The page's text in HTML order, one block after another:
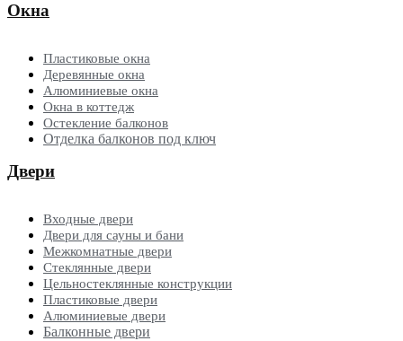
Окна
Пластиковые окна
Деревянные окна
Алюминиевые окна
Окна в коттедж
Остекление балконов
Отделка балконов под ключ
Двери
Входные двери
Двери для сауны и бани
Межкомнатные двери
Стеклянные двери
Цельностеклянные конструкции
Пластиковые двери
Алюминиевые двери
Балконные двери